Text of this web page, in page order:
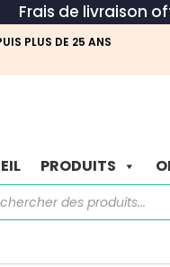
Frais de livraison
PLUS DE 25 ANS
PRODUITS